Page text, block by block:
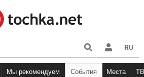
RU
Мы рекомендуем События Места